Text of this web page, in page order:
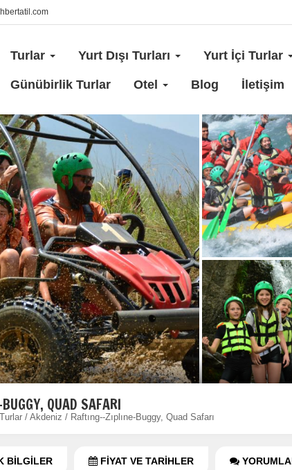
Turlar Yurt Dışı Turları Yurt İçi Turlar
Günübirlik Turlar Otel Blog İletişim
QUAD SAFARI
/ Akdeniz / Raftıng--Zıplıne-Buggy, Quad Safarı
BİLGİLER FİYAT VE TARİHLER